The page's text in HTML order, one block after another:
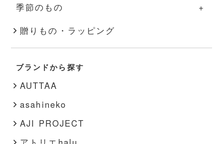
その他
スキンケア
文房具
その他
アクセサリー
靴下
インナー
その他
キャンドル
季節のもの
季節のものの一覧
秋・冬
春・夏
贈りもの・ラッピング
ブランドから探す
AUTTAA
asahineko
AJI PROJECT